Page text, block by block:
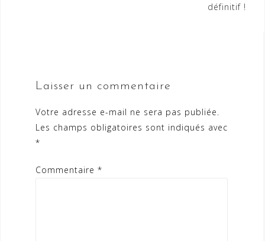
définitif !
Laisser un commentaire
Votre adresse e-mail ne sera pas publiée.
Les champs obligatoires sont indiqués avec
*
Commentaire *